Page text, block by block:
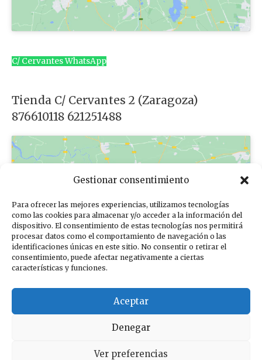
Gestionar consentimiento
Para ofrecer las mejores experiencias, utilizamos tecnologías
como las cookies para almacenar y/o acceder a la información del
dispositivo. El consentimiento de estas tecnologías nos permitirá
procesar datos como el comportamiento de navegación o las
identificaciones únicas en este sitio. No consentir o retirar el
consentimiento, puede afectar negativamente a ciertas
características y funciones.
Aceptar
Denegar
Ver preferencias
C/ Cervantes WhatsApp
Tienda C/ Cervantes 2 (Zaragoza)
876610118 621251488
Haz clic para aceptar cookies de
marketing y permitir este contenido